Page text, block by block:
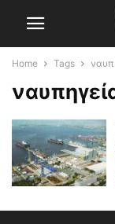
Home Tags